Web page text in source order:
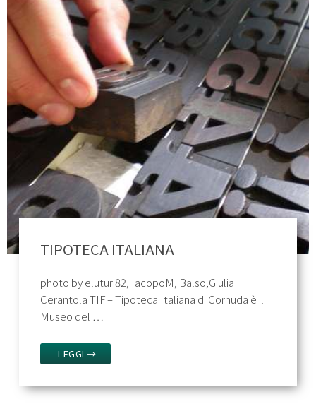
TIPOTECA ITALIANA
photo by eluturi82, IacopoM, Balso,Giulia
Cerantola TIF – Tipoteca Italiana di Cornuda è il
Museo del …
LEGGI →